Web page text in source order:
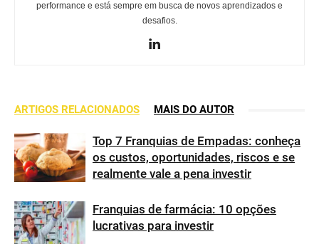
performance e está sempre em busca de novos aprendizados e
desafios.
ARTIGOS RELACIONADOS MAIS DO AUTOR
Top 7 Franquias de Empadas: conheça
os custos, oportunidades, riscos e se
realmente vale a pena investir
Franquias de farmácia: 10 opções
lucrativas para investir